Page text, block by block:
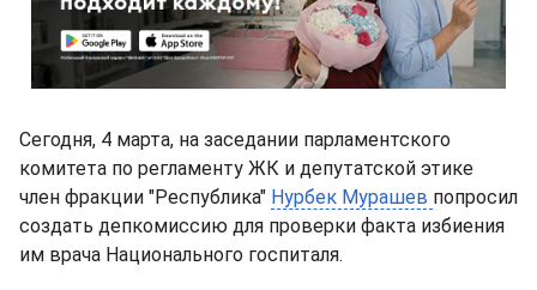
Сегодня, 4 марта, на заседании парламентского
комитета по регламенту ЖК и депутатской этике
член фракции "Республика" Нурбек Мурашев попросил
создать депкомиссию для проверки факта избиения
им врача Национального госпиталя.